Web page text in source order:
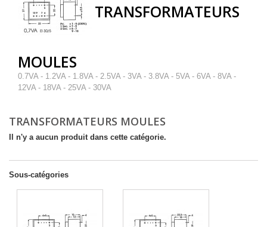
TRANSFORMATEURS
MOULES
0.7VA - 1.2VA - 1.8VA - 2.5VA - 3VA - 3.8VA - 5VA - 6VA - 8VA -
12VA - 18VA - 25VA - 30VA
TRANSFORMATEURS MOULES
Il n'y a aucun produit dans cette catégorie.
Sous-catégories